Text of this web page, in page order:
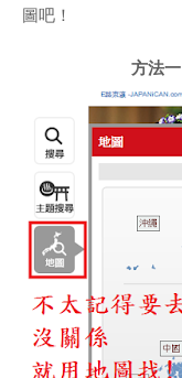
圖吧！
方法一